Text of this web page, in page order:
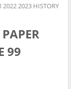
2022 2023 HISTORY
99